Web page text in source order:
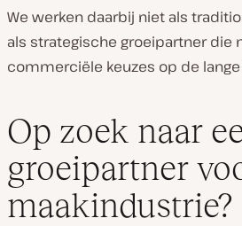
We werken daarbij niet als
als strategische groeipartner die
commerciële keuzes op de
Op zoek naar
groeipartner
maakindustrie?